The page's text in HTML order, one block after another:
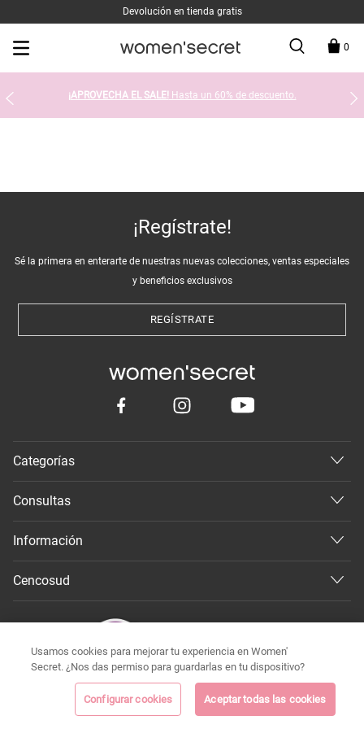
Devolución en tienda gratis
0
¡APROVECHA EL SALE! Hasta un 60% de descuento.
¡Regístrate!
Sé la primera en enterarte de nuestras nuevas colecciones, ventas especiales
y beneficios exclusivos
REGÍSTRATE
Categorías
Consultas
Información
Cencosud
Todos los derechos reservados 2026 ©
Usamos cookies para mejorar tu experiencia en Women'
Secret. ¿Nos das permiso para guardarlas en tu dispositivo?
Configurar cookies Aceptar todas las cookies